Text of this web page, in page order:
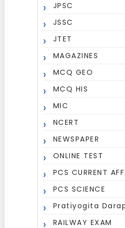
JPSC
JSSC
JTET
MAGAZINES
MCQ GEO
MCQ HIS
MIC
NCERT
NEWSPAPER
ONLINE TEST
PCS CURRENT
PCS SCIENCE
Pratiyogita
RAILWAY EXAM